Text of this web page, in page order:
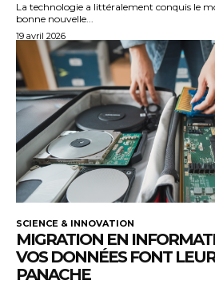
La technologie a littéralement conquis le
bonne nouvelle...
19 avril 2026
SCIENCE & INNOVATION
MIGRATION EN
VOS DONNÉES FONT
PANACHE